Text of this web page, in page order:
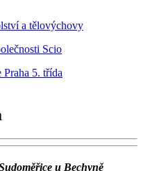
Praha 5. třída
u Bechyně